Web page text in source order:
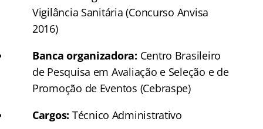
Vigilância Sanitária (Concurso Anvisa
2016)
Banca organizadora: Centro Brasileiro
de Pesquisa em Avaliação e Seleção e de
Promoção de Eventos (Cebraspe)
Cargos: Técnico Administrativo